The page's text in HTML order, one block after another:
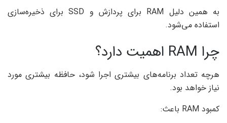
به همین دلیل RAM برای پردازش و SSD برای ذخیره‌سازی
استفاده می‌شود.
چرا RAM اهمیت دارد؟
هرچه تعداد برنامه‌های بیشتری اجرا شود، حافظه بیشتری مورد
نیاز خواهد بود.
کمبود RAM باعث: